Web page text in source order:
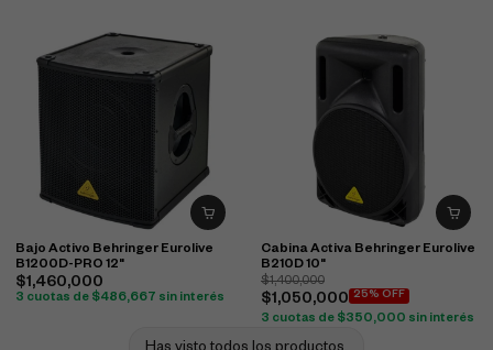
Bajo Activo Behringer Eurolive
B1200D-PRO 12"
$1,460,000
3 cuotas de $486,667 sin interés
Cabina Activa Behringer Eurolive
B210D 10"
$1,400,000
$1,050,000 25% OFF
3 cuotas de $350,000 sin interés